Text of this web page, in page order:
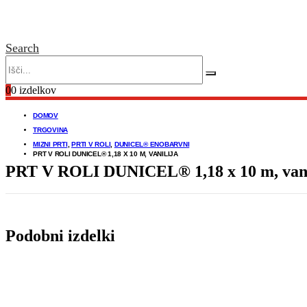
Search
00 izdelkov
DOMOV
TRGOVINA
MIZNI PRTI, PRTI V ROLI, DUNICEL® ENOBARVNI
PRT V ROLI DUNICEL® 1,18 X 10 M, VANILIJA
PRT V ROLI DUNICEL® 1,18 x 10 m,
Podobni izdelki